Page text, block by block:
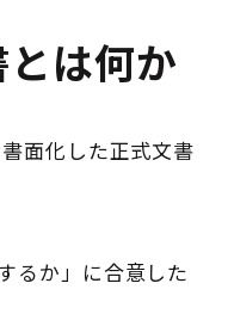
は何か
面化した正式文書
るか」に合意した